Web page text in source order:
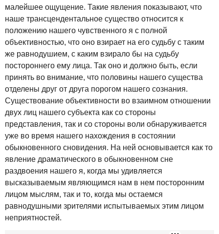
малейшее ощущение. Такие явления показывают, что
наше трансцендентальное существо относится к
положению нашего чувственного я с полной
объективностью, что оно взирает на его судьбу с таким
же равнодушием, с каким взирало бы на судьбу
постороннего ему лица. Так оно и должно быть, если
принять во внимание, что половины нашего существа
отделены друг от друга порогом нашего сознания.
Существование объективности во взаимном отношении
двух лиц нашего субъекта как со стороны
представления, так и со стороны воли обнаруживается
уже во время нашего нахождения в состоянии
обыкновенного сновидения. На ней основывается как то
явление драматического в обыкновенном сне
раздвоения нашего я, когда мы удивляется
высказываемым являющимся нам в нем посторонним
лицом мыслям, так и то, когда мы остаемся
равнодушными зрителями испытываемых этим лицом
неприятностей.